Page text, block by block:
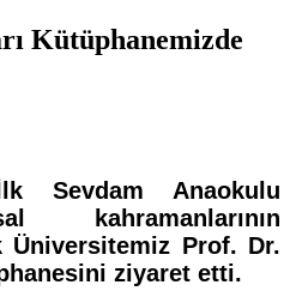
Kütüphanemizde
Sevdam Anaokulu
kahramanlarının
Üniversitemiz Prof. Dr.
ziyaret etti.